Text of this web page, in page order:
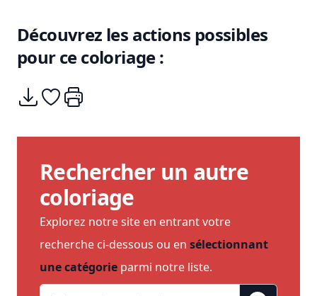
Découvrez les actions possibles
pour ce coloriage :
Télécharger
Ajouter à mes coups de coeurs
Imprimer
Rechercher un autre
coloriage
Explorez notre site en entrant votre
recherche ci-dessous ou en sélectionnant
une catégorie parmi notre liste.